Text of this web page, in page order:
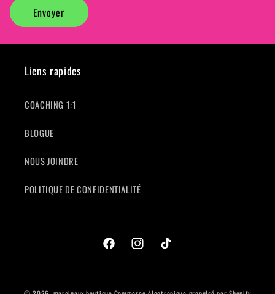
Envoyer
Liens rapides
COACHING 1:1
BLOGUE
NOUS JOINDRE
POLITIQUE DE CONFIDENTIALITÉ
FacebookInstagramTikTok